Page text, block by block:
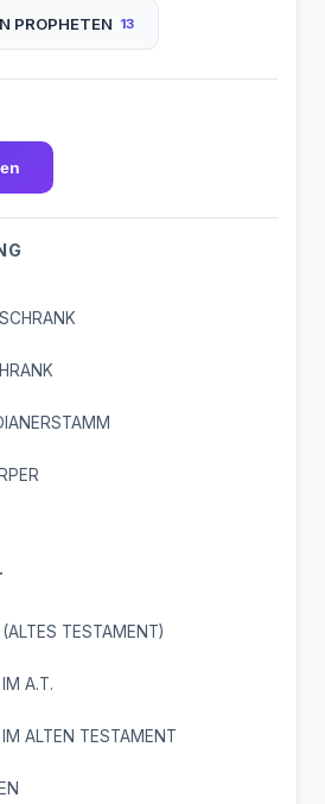
PROPHETEN 13
TESTAMENT)
A.T.
ALTEN TESTAMENT